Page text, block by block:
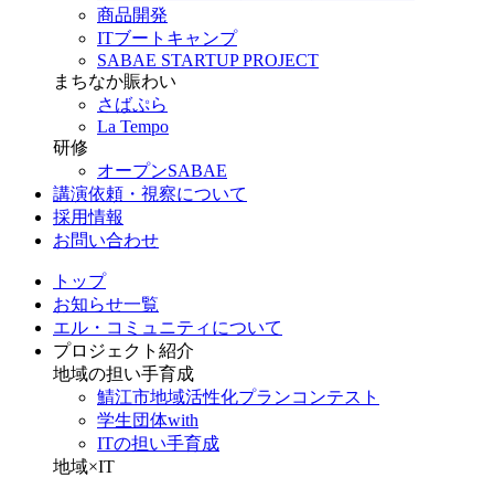
商品開発
ITブートキャンプ
SABAE STARTUP PROJECT
まちなか賑わい
さばぷら
La Tempo
研修
オープンSABAE
講演依頼・視察について
採用情報
お問い合わせ
トップ
お知らせ一覧
エル・コミュニティについて
プロジェクト紹介
地域の担い手育成
鯖江市地域活性化プランコンテスト
学生団体with
ITの担い手育成
地域×IT